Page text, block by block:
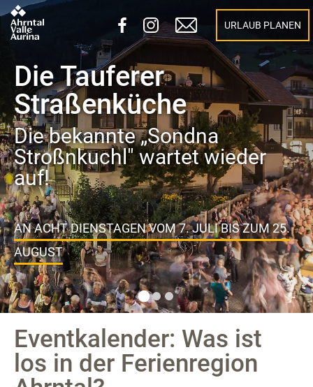
URLAUB PLANEN
Mittsommerfest in
Sand in Taufers 2026
Ein Fest für alle Sinne!
DAS INTERESSIERT MICH
Eventkalender: Was ist
los in der Ferienregion